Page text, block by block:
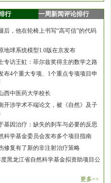
行 一周新闻评论排行
后，他在轮椅上书写“高可信”的代码
地球系统模型1.0版在京发布
专访王虹：菲尔兹奖得主的数学之路
布4个重大专项、1个重点专项项目申
西中医药大学校长
开涉学术不端论文，被《自然》及子
基因治疗：缺失的刹车与必要的反思
科学基金委员会发布多个项目指南
修复有了新的非注射治疗策略
度黑龙江省自然科学基金拟资助项目公
更多>>